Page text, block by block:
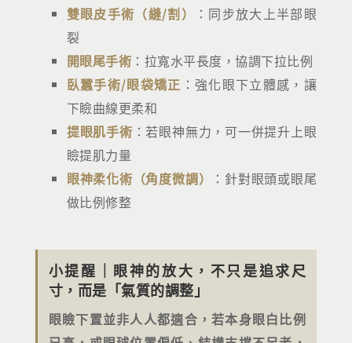
雙眼皮手術（縫/割）
：同步放大上半部眼
裂
開眼尾手術 ：拉寬水平長度，協調下拉比例
臥蠶手術/眼袋矯正 ：強化眼下立體感，讓
下瞼曲線更柔和
提眼肌手術 ：若眼神無力，可一併提升上眼
瞼提肌力量
眼神柔化術（角度微調）
：針對眼頭或眼尾
做比例修整
小提醒｜眼神的放大，不只是追求尺
寸，而是「氣質的調整」
眼瞼下置並非人人都適合，若本身眼白比例